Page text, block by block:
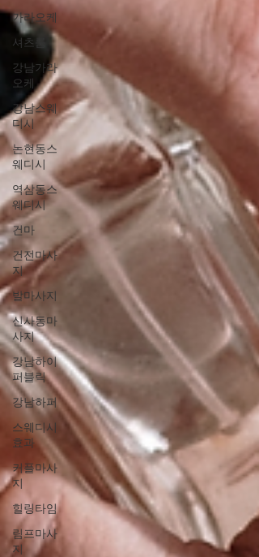
가라오케
셔츠룸
강남가라
오케
강남스웨
디시
논현동스
웨디시
역삼동스
웨디시
건마
건전마사
지
발마사지
신사동마
사지
강남하이
퍼블릭
강남하퍼
스웨디시
효과
커플마사
지
힐링타임
림프마사
지